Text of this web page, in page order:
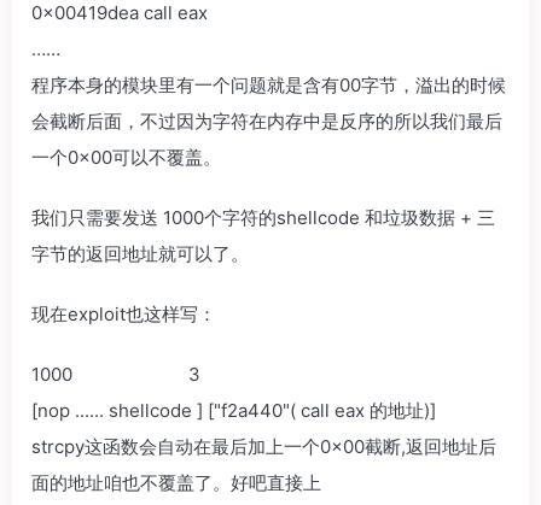
0x00419dea call eax
……
程序本身的模块里有一个问题就是含有00字节，溢出的时候
会截断后面，不过因为字符在内存中是反序的所以我们最后
一个0×00可以不覆盖。
我们只需要发送 1000个字符的shellcode 和垃圾数据 + 三
字节的返回地址就可以了。
现在exploit也这样写：
1000 3
[nop ...... shellcode ] ["f2a440"( call eax 的地址)]
strcpy这函数会自动在最后加上一个0×00截断,返回地址后
面的地址咱也不覆盖了。好吧直接上